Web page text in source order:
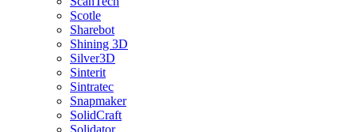
Scotle
Sharebot
Shining 3D
Silver3D
Sinterit
Sintratec
Snapmaker
SolidCraft
Solidator